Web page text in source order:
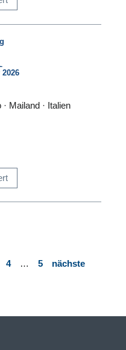
2026
Mailand · Italien
4 … 5 nächste